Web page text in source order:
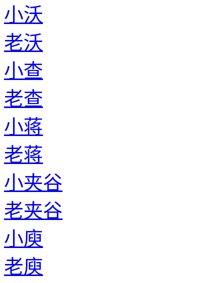
小沃
老沃
小查
老查
小蒋
老蒋
小夹谷
老夹谷
小庾
老庾